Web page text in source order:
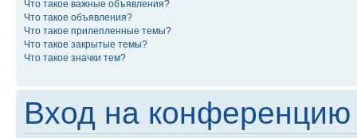
Что такое важные объявления?
Что такое объявления?
Что такое прилепленные темы?
Что такое закрытые темы?
Что такое значки тем?
Вход на конференцию